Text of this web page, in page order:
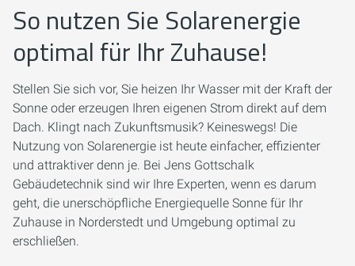
So nutzen Sie Solarenergie
optimal für Ihr Zuhause!
Stellen Sie sich vor, Sie heizen Ihr Wasser mit der Kraft der
Sonne oder erzeugen Ihren eigenen Strom direkt auf dem
Dach. Klingt nach Zukunftsmusik? Keineswegs! Die
Nutzung von Solarenergie ist heute einfacher, effizienter
und attraktiver denn je. Bei Jens Gottschalk
Gebäudetechnik sind wir Ihre Experten, wenn es darum
geht, die unerschöpfliche Energiequelle Sonne für Ihr
Zuhause in Norderstedt und Umgebung optimal zu
erschließen.